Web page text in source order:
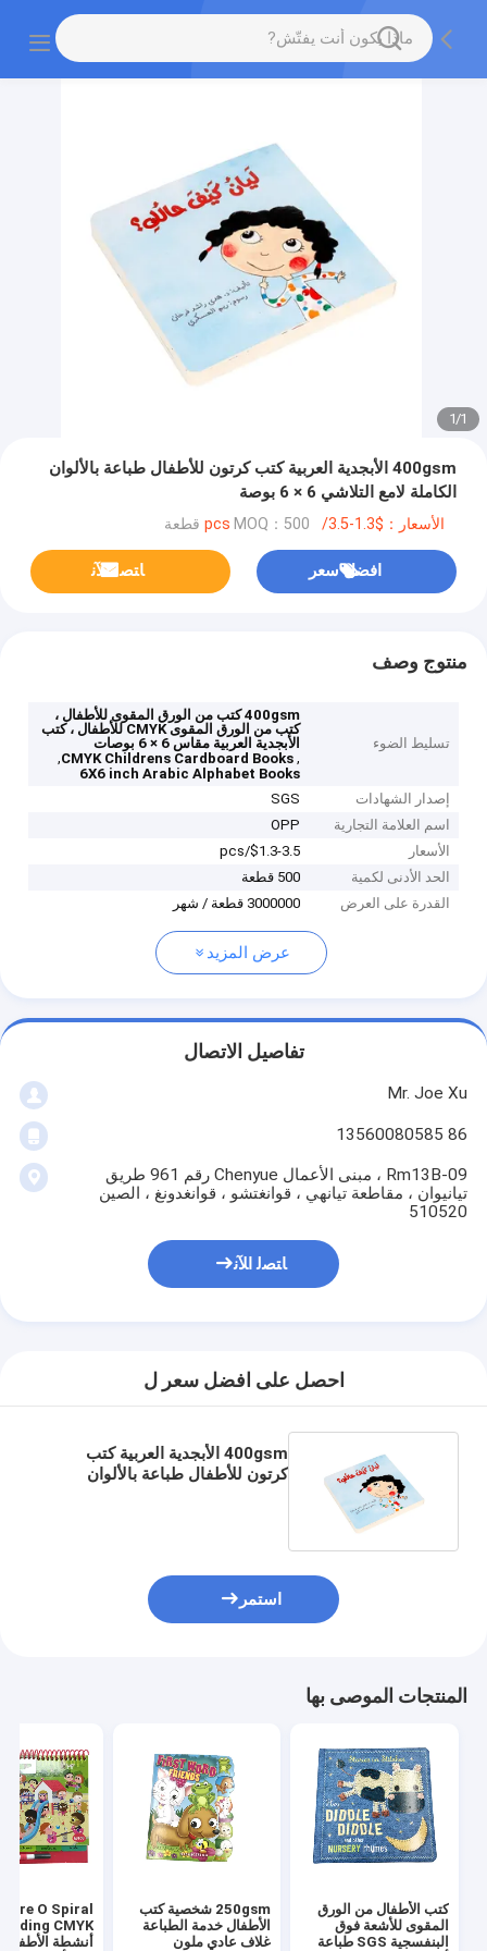
1
/
1
400gsm الأبجدية العربية كتب كرتون للأطفال طباعة بالألوان
الكاملة لامع التلاشي 6 × 6 بوصة
الأسعار：$1.3-3.5/pcs MOQ：500 قطعة
افضل سعر ﺎﺘﺼﻟ ﺍﻶﻧ
منتوج وصف
تسليط الضوء
400gsm كتب من الورق المقوى للأطفال ،
كتب من الورق المقوى CMYK للأطفال ، كتب
الأبجدية العربية مقاس 6 × 6 بوصات
,
CMYK Childrens Cardboard Books
,
6X6 inch Arabic Alphabet Books
إصدار الشهادات
SGS
اسم العلامة التجارية
OPP
الأسعار
$1.3-3.5/pcs
الحد الأدنى لكمية
500 قطعة
القدرة على العرض
3000000 قطعة / شهر
عرض المزيد
تفاصيل الاتصال
Mr. Joe Xu
86 13560080585
Rm13B-09 ، مبنى الأعمال Chenyue رقم 961 طريق
تيانيوان ، مقاطعة تيانهي ، قوانغتشو ، قوانغدونغ ، الصين
510520
ﺎﺘﺼﻟ ﺍﻶﻧ
احصل على افضل سعر ل
400gsm الأبجدية العربية كتب
كرتون للأطفال طباعة بالألوان
استمر
المنتجات الموصى بها
كتب الأطفال من الورق
المقوى للأشعة فوق
البنفسجية SGS طباعة
250gsm شخصية كتب
الأطفال خدمة الطباعة
غلاف عادي ملون
O Spiral
أنشطة الأطفال